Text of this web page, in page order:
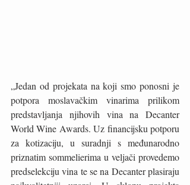
„Jedan od projekata na koji smo ponosni je
potpora moslavačkim vinarima prilikom
predstavljanja njihovih vina na Decanter
World Wine Awards. Uz financijsku potporu
za kotizaciju, u suradnji s međunarodno
priznatim sommelierima u veljači provedemo
predselekciju vina te se na Decanter plasiraju